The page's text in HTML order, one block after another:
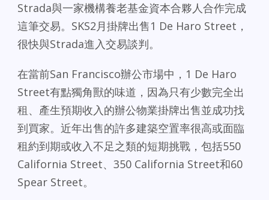
Strada與一家機構養老基金資本合夥人合作完成
這筆交易。SKS2月掛牌出售1 De Haro Street，
很快與Strada進入交易談判。
在當前San Francisco辦公市場中，1 De Haro
Street有點獨角獸的味道，因為只有少數完全出
租、產生預期收入的辦公物業掛牌出售並成功找
到買家。近年出售的許多建築空置率很高或面臨
租約到期或收入不足之類的短期挑戰，包括550
California Street、350 California Street和60
Spear Street。